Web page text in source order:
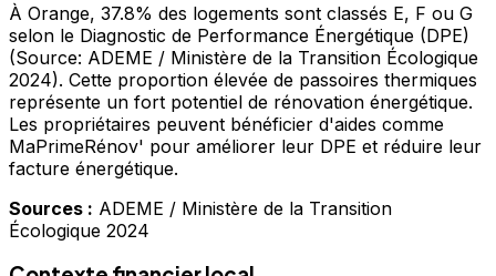
À Orange, 37.8% des logements sont classés E, F ou G
selon le Diagnostic de Performance Énergétique (DPE)
(Source: ADEME / Ministère de la Transition Écologique
2024). Cette proportion élevée de passoires thermiques
représente un fort potentiel de rénovation énergétique.
Les propriétaires peuvent bénéficier d'aides comme
MaPrimeRénov' pour améliorer leur DPE et réduire leur
facture énergétique.
Sources : ADEME / Ministère de la Transition
Écologique 2024